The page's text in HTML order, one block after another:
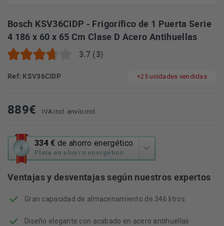
Bosch KSV36CIDP - Frigorífico de 1 Puerta Serie
4 186 x 60 x 65 Cm Clase D Acero Antihuellas
3.7 (3)
Ref: KSV36CIDP +25 unidades vendidas
889€ IVA incl. envío incl.
334 € de ahorro energético
Plata en ahorro energético
Esta
acción
abrirá
herramienta
ahorro
Youreko.
Ventajas y desventajas según nuestros expertos
Gran capacidad de almacenamiento de 346 litros
Diseño elegante con acabado en acero antihuellas